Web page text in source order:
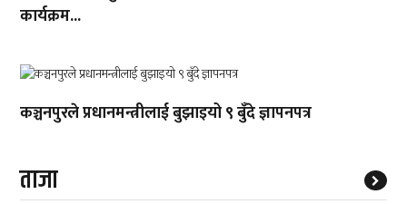
कार्यक्रम...
कञ्चनपुरले प्रधानमन्त्रीलाई बुझाइयो ९ बुँदे ज्ञापनपत्र
ताजा